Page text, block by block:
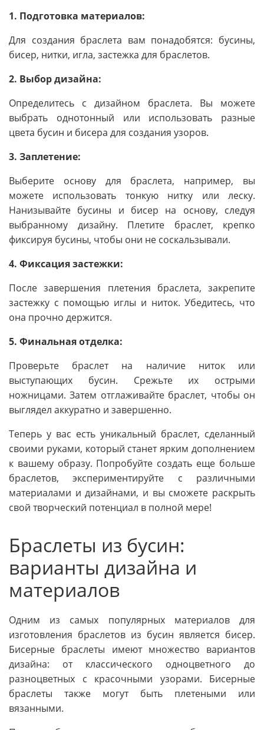
1. Подготовка материалов:
Для создания браслета вам понадобятся: бусины,
бисер, нитки, игла, застежка для браслетов.
2. Выбор дизайна:
Определитесь с дизайном браслета. Вы можете
выбрать однотонный или использовать разные
цвета бусин и бисера для создания узоров.
3. Заплетение:
Выберите основу для браслета, например, вы
можете использовать тонкую нитку или леску.
Нанизывайте бусины и бисер на основу, следуя
выбранному дизайну. Плетите браслет, крепко
фиксируя бусины, чтобы они не соскальзывали.
4. Фиксация застежки:
После завершения плетения браслета, закрепите
застежку с помощью иглы и ниток. Убедитесь, что
она прочно держится.
5. Финальная отделка:
Проверьте браслет на наличие ниток или
выступающих бусин. Срежьте их острыми
ножницами. Затем отглаживайте браслет, чтобы он
выглядел аккуратно и завершенно.
Теперь у вас есть уникальный браслет, сделанный
своими руками, который станет ярким дополнением
к вашему образу. Попробуйте создать еще больше
браслетов, экспериментируйте с различными
материалами и дизайнами, и вы сможете раскрыть
свой творческий потенциал в полной мере!
Браслеты из бусин:
варианты дизайна и
материалов
Одним из самых популярных материалов для
изготовления браслетов из бусин является бисер.
Бисерные браслеты имеют множество вариантов
дизайна: от классического одноцветного до
разноцветных с красочными узорами. Бисерные
браслеты также могут быть плетеными или
вязанными.